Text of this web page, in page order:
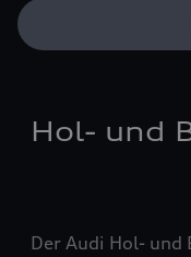
Hol- und
Der Audi Hol- und